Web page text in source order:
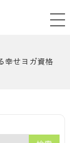
幸せヨガ資格